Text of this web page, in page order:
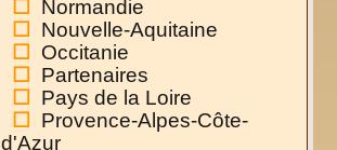
Normandie
Nouvelle-Aquitaine
Occitanie
Partenaires
Pays de la Loire
Provence-Alpes-Côte-
d'Azur